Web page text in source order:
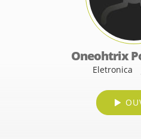
Oneohtrix
Eletronica